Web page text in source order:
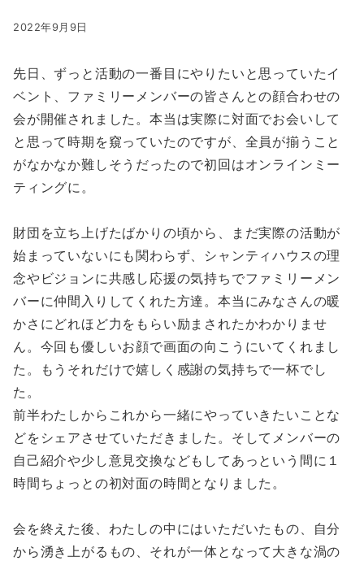
2022年9月9日
先日、ずっと活動の一番目にやりたいと思っていたイ
ベント、ファミリーメンバーの皆さんとの顔合わせの
会が開催されました。本当は実際に対面でお会いして
と思って時期を窺っていたのですが、全員が揃うこと
がなかなか難しそうだったので初回はオンラインミー
ティングに。
財団を立ち上げたばかりの頃から、まだ実際の活動が
始まっていないにも関わらず、シャンティハウスの理
念やビジョンに共感し応援の気持ちでファミリーメン
バーに仲間入りしてくれた方達。本当にみなさんの暖
かさにどれほど力をもらい励まされたかわかりませ
ん。今回も優しいお顔で画面の向こうにいてくれまし
た。もうそれだけで嬉しく感謝の気持ちで一杯でし
た。
前半わたしからこれから一緒にやっていきたいことな
どをシェアさせていただきました。そしてメンバーの
自己紹介や少し意見交換などもしてあっという間に１
時間ちょっとの初対面の時間となりました。
会を終えた後、わたしの中にはいただいたもの、自分
から湧き上がるもの、それが一体となって大きな渦の